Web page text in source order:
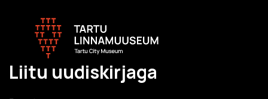
Liitu uudiskirjaga